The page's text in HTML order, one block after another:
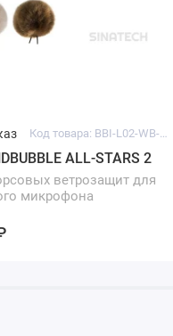
ALL-STARS 2
ветрозащит для
микрофона